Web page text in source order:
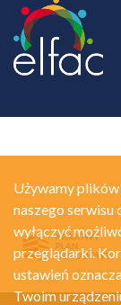
Używamy
naszego
wyłączyć
przeglądarki.
ustawień
Twoim